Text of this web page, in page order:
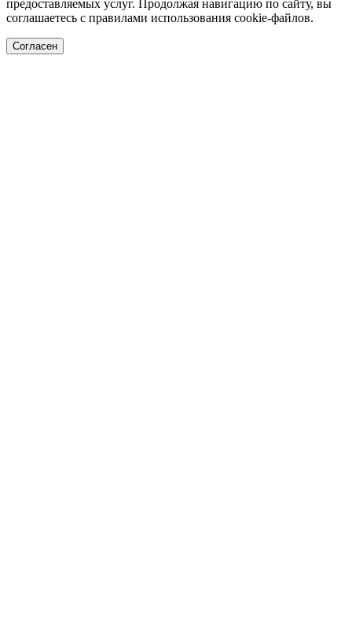
предоставляемых услуг. Продолжая навигацию по сайту, вы
соглашаетесь с правилами использования cookie-файлов.
Согласен